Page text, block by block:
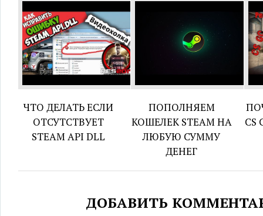
ЧТО ДЕЛАТЬ ЕСЛИ
ОТСУТСТВУЕТ
STEAM API DLL
ПОПОЛНЯЕМ
КОШЕЛЕК STEAM НА
ЛЮБУЮ СУММУ
ДЕНЕГ
CS
ДОБАВИТЬ